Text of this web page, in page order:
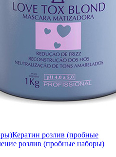
Кератин розлив (пробные
розлив (пробные наборы)